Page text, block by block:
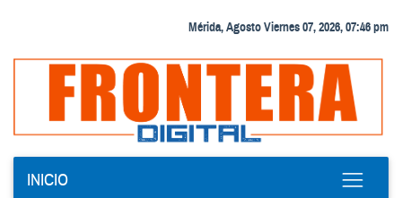
Mérida, Agosto Viernes 07, 2026, 07:46 pm
INICIO